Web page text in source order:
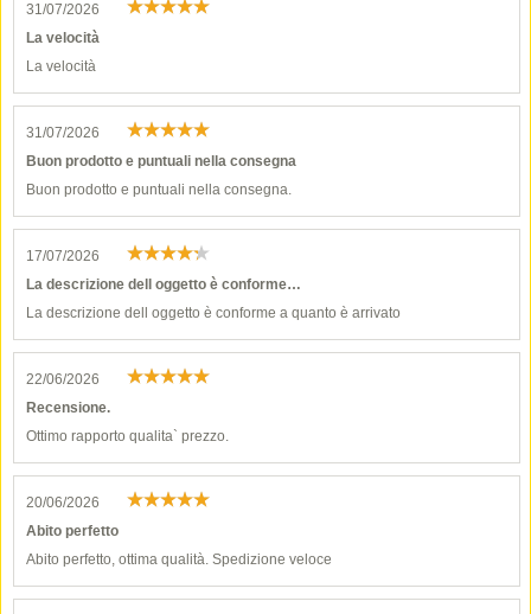
31/07/2026
La velocità
La velocità
31/07/2026
Buon prodotto e puntuali nella consegna
Buon prodotto e puntuali nella consegna.
17/07/2026
La descrizione dell oggetto è conforme…
La descrizione dell oggetto è conforme a quanto è arrivato
22/06/2026
Recensione.
Ottimo rapporto qualita` prezzo.
20/06/2026
Abito perfetto
Abito perfetto, ottima qualità. Spedizione veloce